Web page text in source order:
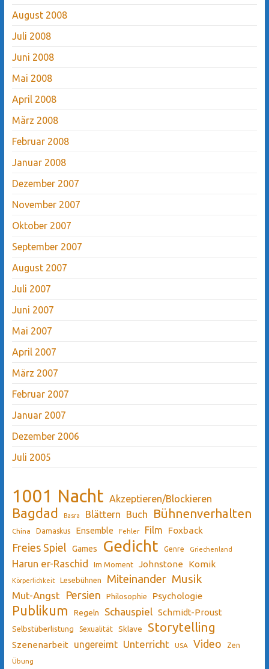
August 2008
Juli 2008
Juni 2008
Mai 2008
April 2008
März 2008
Februar 2008
Januar 2008
Dezember 2007
November 2007
Oktober 2007
September 2007
August 2007
Juli 2007
Juni 2007
Mai 2007
April 2007
März 2007
Februar 2007
Januar 2007
Dezember 2006
Juli 2005
1001 Nacht Akzeptieren/Blockieren
Bagdad Basra Blättern Buch Bühnenverhalten
China Damaskus Ensemble Fehler Film Foxback
Freies Spiel Games Gedicht Genre Griechenland
Harun er-Raschid Im Moment Johnstone Komik
Körperlichkeit Lesebühnen Miteinander Musik
Mut-Angst Persien Philosophie Psychologie
Publikum Regeln Schauspiel Schmidt-Proust
Selbstüberlistung Sexualität Sklave Storytelling
Szenenarbeit ungereimt Unterricht USA Video Zen
Übung